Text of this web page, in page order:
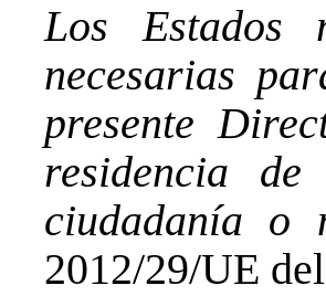
Los Estados
necesarias
presente
residencia
ciudadanía o
2012/29/UE